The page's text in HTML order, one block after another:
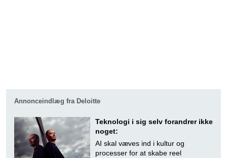
Annonceindlæg fra Deloitte
Teknologi i sig selv forandrer ikke
noget:
AI skal væves ind i kultur og
processer for at skabe reel